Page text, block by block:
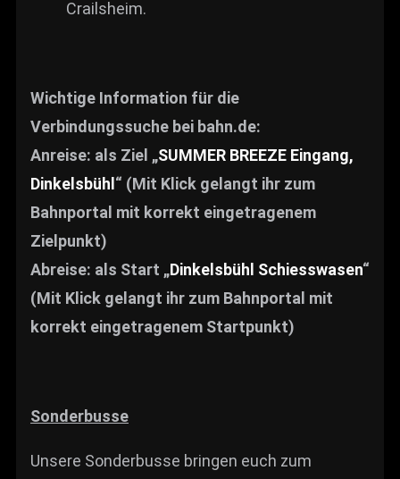
Crailsheim.
Wichtige Information für die
Verbindungssuche bei bahn.de:
Anreise: als Ziel „SUMMER BREEZE Eingang,
Dinkelsbühl “ (Mit Klick gelangt ihr zum
Bahnportal mit korrekt eingetragenem
Zielpunkt)
Abreise: als Start „Dinkelsbühl Schiesswasen“
(Mit Klick gelangt ihr zum Bahnportal mit
korrekt eingetragenem Startpunkt)
Sonderbusse
Unsere Sonderbusse bringen euch zum